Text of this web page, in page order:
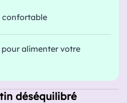
confortable
pour alimenter votre
déséquilibré